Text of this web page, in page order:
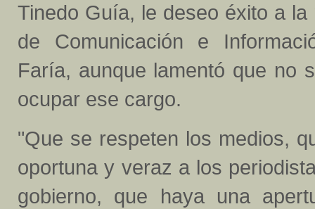
Tinedo Guía, le deseo éxito a la
de Comunicación e
Faría, aunque lamentó que no
ocupar ese cargo.
"Que se respeten los medios,
oportuna y veraz a los
gobierno, que haya una